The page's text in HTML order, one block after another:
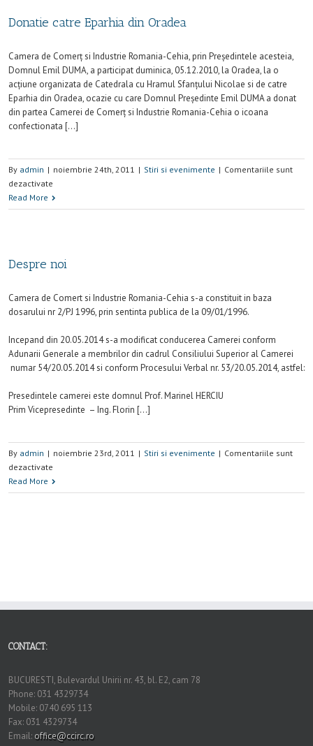
Donatie catre Eparhia din Oradea
Camera de Comerţ si Industrie Romania-Cehia, prin Preşedintele acesteia,
Domnul Emil DUMA, a participat duminica, 05.12.2010, la Oradea, la o
acţiune organizata de Catedrala cu Hramul Sfanţului Nicolae si de catre
Eparhia din Oradea, ocazie cu care Domnul Preşedinte Emil DUMA a donat
din partea Camerei de Comerţ si Industrie Romania-Cehia o icoana
confectionata […]
By admin | noiembrie 24th, 2011 | Stiri si evenimente | Comentariile sunt
dezactivate
Read More
Despre noi
Camera de Comert si Industrie Romania-Cehia s-a constituit in baza
dosarului nr 2/PJ 1996, prin sentinta publica de la 09/01/1996.
Incepand din 20.05.2014 s-a modificat conducerea Camerei conform
Adunarii Generale a membrilor din cadrul Consiliului Superior al Camerei
numar 54/20.05.2014 si conform Procesului Verbal nr. 53/20.05.2014, astfel:
Presedintele camerei este domnul Prof. Marinel HERCIU
Prim Vicepresedinte – Ing. Florin […]
By admin | noiembrie 23rd, 2011 | Stiri si evenimente | Comentariile sunt
dezactivate
Read More
CONTACT:
BUCURESTI, Bulevardul Unirii nr. 43, bl. E2, cam 78
Phone: 031 4329734
Mobile: 0740 695 113
Fax: 031 4329734
Email: office@ccirc.ro